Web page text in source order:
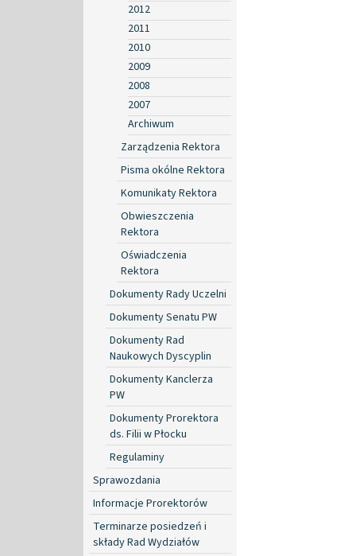
2012
2011
2010
2009
2008
2007
Archiwum
Zarządzenia Rektora
Pisma okólne Rektora
Komunikaty Rektora
Obwieszczenia
Rektora
Oświadczenia
Rektora
Dokumenty Rady Uczelni
Dokumenty Senatu PW
Dokumenty Rad
Naukowych Dyscyplin
Dokumenty Kanclerza
PW
Dokumenty Prorektora
ds. Filii w Płocku
Regulaminy
Sprawozdania
Informacje Prorektorów
Terminarze posiedzeń i
składy Rad Wydziałów